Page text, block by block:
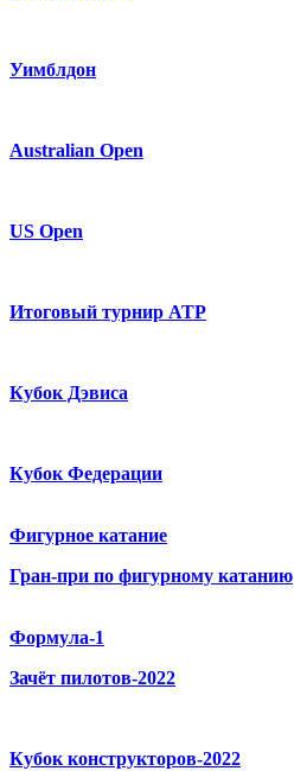
Уимблдон
Australian Open
US Open
Итоговый турнир ATP
Кубок Дэвиса
Кубок Федерации
Фигурное катание
Гран-при по фигурному катанию
Формула-1
Зачёт пилотов-2022
Кубок конструкторов-2022